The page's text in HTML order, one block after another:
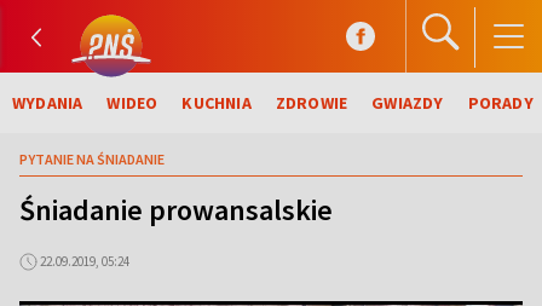
WYDANIA WIDEO KUCHNIA ZDROWIE GWIAZDY PORADY
PYTANIE NA ŚNIADANIE
Śniadanie prowansalskie
22.09.2019, 05:24